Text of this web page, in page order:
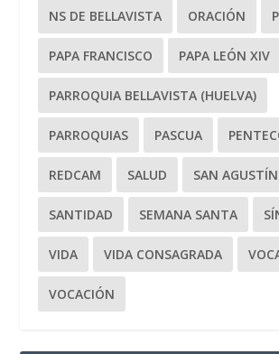
NS DE BELLAVISTA ORACIÓN
PAPA FRANCISCO PAPA LEÓN XIV
PARROQUIA BELLAVISTA (HUELVA)
PARROQUIAS PASCUA
REDCAM SALUD SAN AGUSTÍN
SANTIDAD SEMANA SANTA
VIDA VIDA CONSAGRADA
VOCACIÓN